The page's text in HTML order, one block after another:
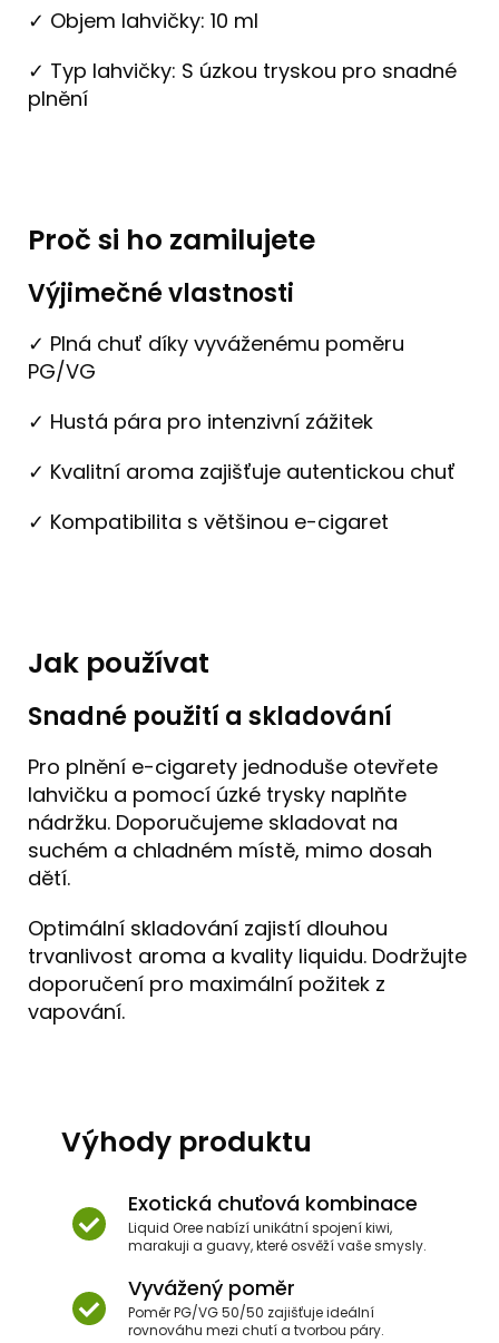
✓ Objem lahvičky: 10 ml
✓ Typ lahvičky: S úzkou tryskou pro snadné
plnění
Proč si ho zamilujete
Výjimečné vlastnosti
✓ Plná chuť díky vyváženému poměru
PG/VG
✓ Hustá pára pro intenzivní zážitek
✓ Kvalitní aroma zajišťuje autentickou chuť
✓ Kompatibilita s většinou e-cigaret
Jak používat
Snadné použití a skladování
Pro plnění e-cigarety jednoduše otevřete
lahvičku a pomocí úzké trysky naplňte
nádržku. Doporučujeme skladovat na
suchém a chladném místě, mimo dosah
dětí.
Optimální skladování zajistí dlouhou
trvanlivost aroma a kvality liquidu. Dodržujte
doporučení pro maximální požitek z
vapování.
Výhody produktu
Exotická chuťová kombinace
Liquid Oree nabízí unikátní spojení kiwi,
marakuji a guavy, které osvěží vaše smysly.
Vyvážený poměr
Poměr PG/VG 50/50 zajišťuje ideální
rovnováhu mezi chutí a tvorbou páry.